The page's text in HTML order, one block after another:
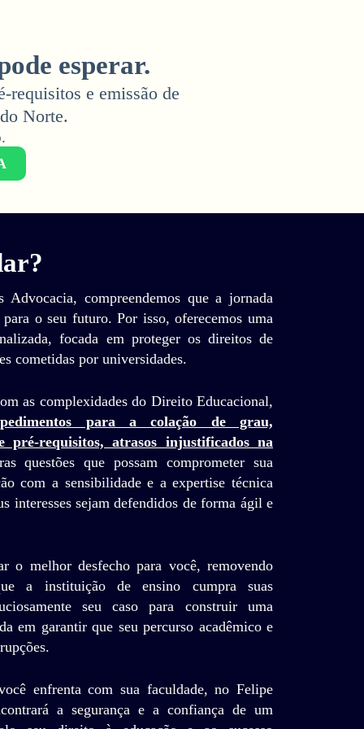
esperar.
requisitos e emissão de
Norte.
compreendemos que a jornada
o seu futuro. Por isso, oferecemos uma
focada em proteger os direitos de
cometidas por universidades.
as complexidades do Direito Educacional,
para a colação de grau,
pré-requisitos, atrasos injustificados na
questões que possam comprometer sua
com a sensibilidade e a expertise técnica
interesses sejam defendidos de forma ágil e
o melhor desfecho para você, removendo
a instituição de ensino cumpra suas
seu caso para construir uma
em garantir que seu percurso acadêmico e
enfrenta com sua faculdade, no Felipe
a segurança e a confiança de um